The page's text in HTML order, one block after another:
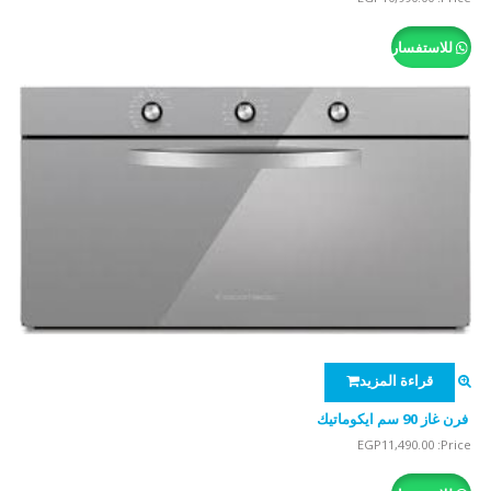
5.00
للاستفسار
قراءة المزيد
فرن غاز 90 سم ايكوماتيك
Price:
EGP11,490.00